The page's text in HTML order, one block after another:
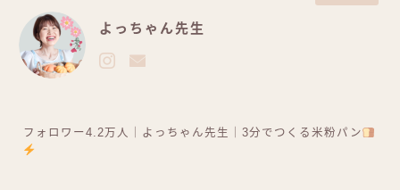
よっちゃん先生
フォロワー4.2万人｜よっちゃん先生｜3分でつくる米粉パン